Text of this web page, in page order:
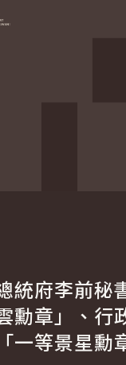
統府李前秘
勳章」、行
一等景星勳